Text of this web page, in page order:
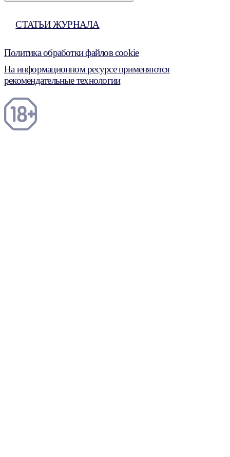
СТАТЬИ ЖУРНАЛА
Политика обработки файлов cookie
На информационном ресурсе применяются
рекомендательные технологии